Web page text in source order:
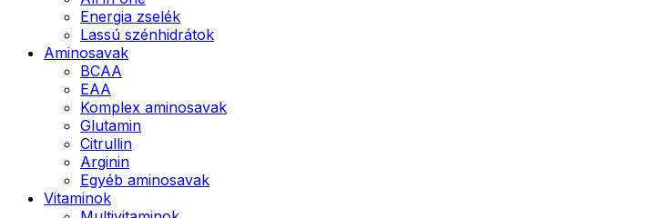
Energia zselék
Lassú szénhidrátok
Aminosavak
BCAA
EAA
Komplex aminosavak
Glutamin
Citrullin
Arginin
Egyéb aminosavak
Vitaminok